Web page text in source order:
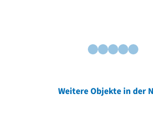
Weitere Objekte in der